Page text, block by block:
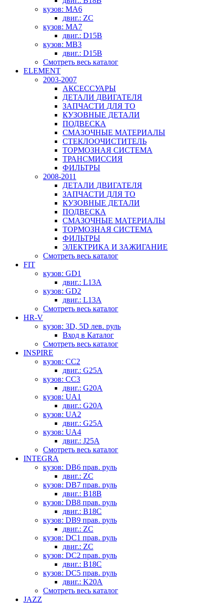
кузов: MA6
двиг.: ZC
кузов: MA7
двиг.: D15B
кузов: MB3
двиг.: D15B
Смотреть весь каталог
ELEMENT
2003-2007
АКСЕССУАРЫ
ДЕТАЛИ ДВИГАТЕЛЯ
ЗАПЧАСТИ ДЛЯ ТО
КУЗОВНЫЕ ДЕТАЛИ
ПОДВЕСКА
СМАЗОЧНЫЕ МАТЕРИАЛЫ
СТЕКЛООЧИСТИТЕЛЬ
ТОРМОЗНАЯ СИСТЕМА
ТРАНСМИССИЯ
ФИЛЬТРЫ
2008-2011
ДЕТАЛИ ДВИГАТЕЛЯ
ЗАПЧАСТИ ДЛЯ ТО
КУЗОВНЫЕ ДЕТАЛИ
ПОДВЕСКА
СМАЗОЧНЫЕ МАТЕРИАЛЫ
ТОРМОЗНАЯ СИСТЕМА
ФИЛЬТРЫ
ЭЛЕКТРИКА И ЗАЖИГАНИЕ
Смотреть весь каталог
FIT
кузов: GD1
двиг.: L13A
кузов: GD2
двиг.: L13A
Смотреть весь каталог
HR-V
кузов: 3D, 5D лев. руль
Вход в Каталог
Смотреть весь каталог
INSPIRE
кузов: CC2
двиг.: G25A
кузов: CC3
двиг.: G20A
кузов: UA1
двиг.: G20A
кузов: UA2
двиг.: G25A
кузов: UA4
двиг.: J25A
Смотреть весь каталог
INTEGRA
кузов: DB6 прав. руль
двиг.: ZC
кузов: DB7 прав. руль
двиг.: B18B
кузов: DB8 прав. руль
двиг.: B18C
кузов: DB9 прав. руль
двиг.: ZC
кузов: DC1 прав. руль
двиг.: ZC
кузов: DC2 прав. руль
двиг.: B18C
кузов: DC5 прав. руль
двиг.: K20A
Смотреть весь каталог
JAZZ